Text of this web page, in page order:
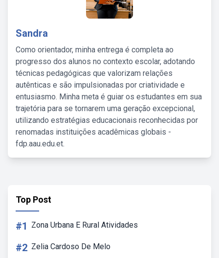
Sandra
Como orientador, minha entrega é completa ao
progresso dos alunos no contexto escolar, adotando
técnicas pedagógicas que valorizam relações
autênticas e são impulsionadas por criatividade e
entusiasmo. Minha meta é guiar os estudantes em sua
trajetória para se tornarem uma geração excepcional,
utilizando estratégias educacionais reconhecidas por
renomadas instituições acadêmicas globais -
fdp.aau.edu.et.
Top Post
#1 Zona Urbana E Rural Atividades
#2 Zelia Cardoso De Melo